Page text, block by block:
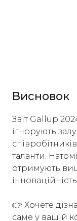
Висновок
Звіт Gallup
ігнорують
таланти.
отримують
інноваційність
👉 Хочете
саме у вашій